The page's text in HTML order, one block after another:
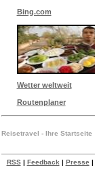
Bing.com
Wetter weltweit
Routenplaner
Reisetravel - Ihre Startseite
RSS| Feedback | Presse |